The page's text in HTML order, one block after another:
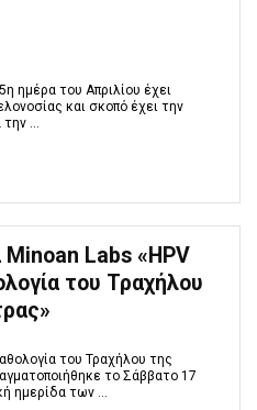
ημέρα του Απριλίου έχει
και σκοπό έχει την
την ...
Minoan Labs «HPV
του Τραχήλου
του Τραχήλου της
το Σάββατο 17
ημερίδα των ...